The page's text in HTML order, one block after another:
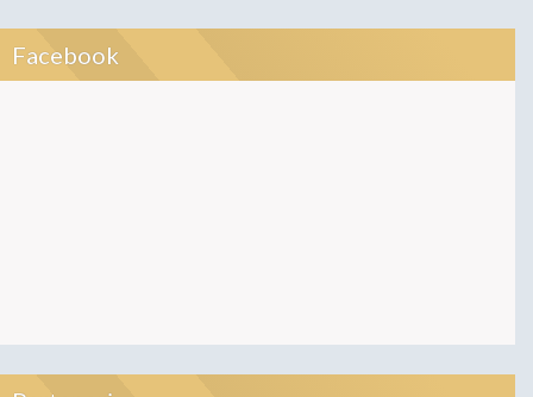
Facebook